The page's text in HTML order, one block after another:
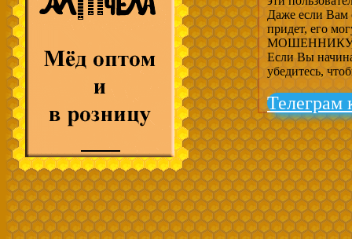
Даже если Вам
придет, его
МОШЕННИКУ,
Если Вы
убедитесь,
Телеграм